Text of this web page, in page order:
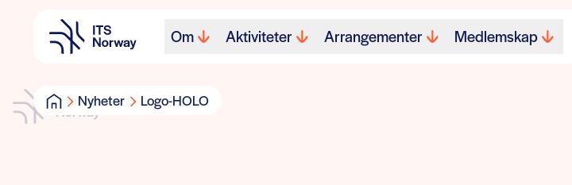
Om Aktiviteter Arrangementer Medlemskap
Nyheter Logo-HOLO